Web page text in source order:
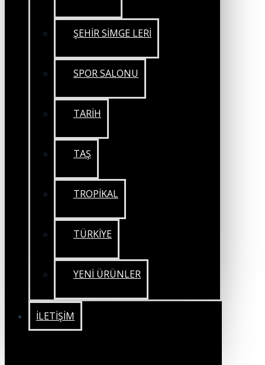
ŞEHİR SİMGE LERİ
SPOR SALONU
TARİH
TAŞ
TROPİKAL
TÜRKİYE
YENİ ÜRÜNLER
İLETIŞIM